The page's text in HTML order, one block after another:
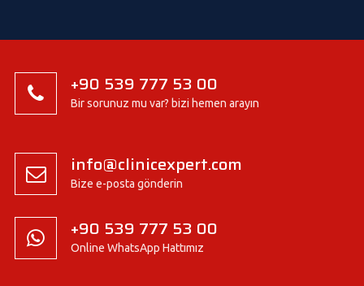
+90 539 777 53 00
Bir sorunuz mu var? bizi hemen arayın
info@clinicexpert.com
Bize e-posta gönderin
+90 539 777 53 00
Online WhatsApp Hattımız